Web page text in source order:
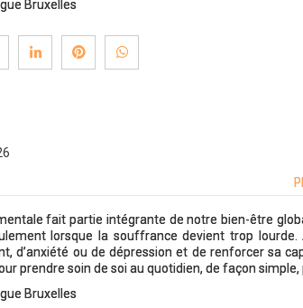
Bruxelles
fait partie intégrante de notre bien-être
lorsque la souffrance devient trop
d’anxiété ou de dépression et de renforcer sa
prendre soin de soi au quotidien, de façon
Bruxelles